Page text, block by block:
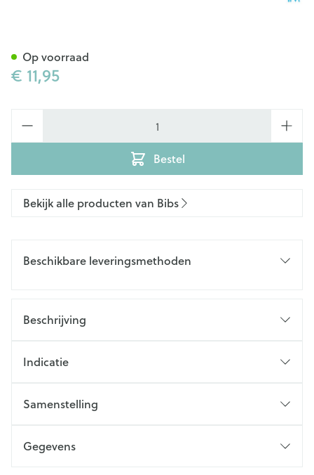
€ 11,95
Bestel
Op voorraad
Bekijk alle producten van Bibs
Beschikbare leveringsmethoden
Beschrijving
Indicatie
Samenstelling
Gegevens